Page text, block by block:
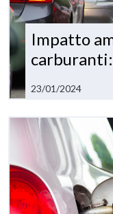
Impatto
inquinanti
trasporti
23/01/2024